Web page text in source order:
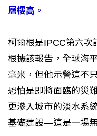
層樓高。
柯爾根是IPCC第六次
根據該報告，全球海
毫米，但他示警這不
恐怕是即將面臨的災
更滲入城市的淡水系
基礎建設—這是一場